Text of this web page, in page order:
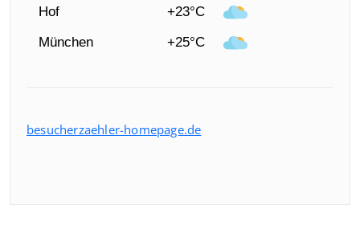
Hof
+23°C
München
+25°C
besucherzaehler-homepage.de